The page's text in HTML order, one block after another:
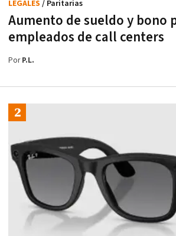
Aumento de sueldo y bono
empleados de call centers
LEGALES / Paritarias
PorP.L.